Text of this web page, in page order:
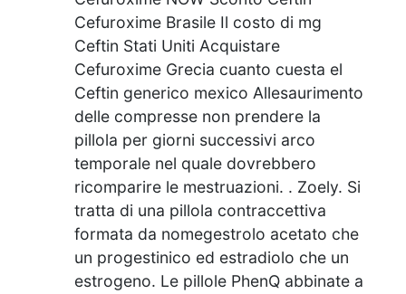
Cefuroxime Brasile Il costo di mg
Ceftin Stati Uniti Acquistare
Cefuroxime Grecia cuanto cuesta el
Ceftin generico mexico Allesaurimento
delle compresse non prendere la
pillola per giorni successivi arco
temporale nel quale dovrebbero
ricomparire le mestruazioni. . Zoely. Si
tratta di una pillola contraccettiva
formata da nomegestrolo acetato che
un progestinico ed estradiolo che un
estrogeno. Le pillole PhenQ abbinate a